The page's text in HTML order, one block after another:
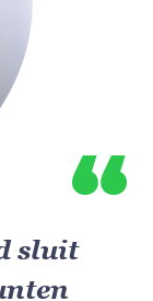
sluit